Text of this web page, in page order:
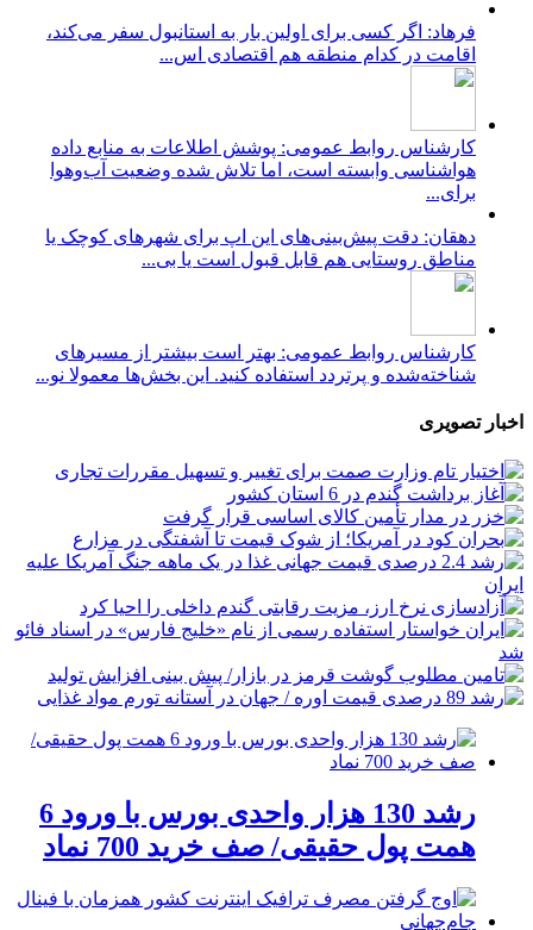
فرهاد: اگر کسی برای اولین بار به استانبول سفر می‌کند،
اقامت در کدام منطقه هم اقتصادی اس...
کارشناس روابط عمومی: پوشش اطلاعات به منابع داده
هواشناسی وابسته است، اما تلاش شده وضعیت آب‌وهوا
برای...
دهقان: دقت پیش‌بینی‌های این اپ برای شهرهای کوچک یا
مناطق روستایی هم قابل قبول است یا بی...
کارشناس روابط عمومی: بهتر است بیشتر از مسیرهای
شناخته‌شده و پرتردد استفاده کنید. این بخش‌ها معمولا نو...
اخبار تصویری
رشد 130 هزار واحدی بورس با ورود 6
همت پول حقیقی/ صف خرید 700 نماد